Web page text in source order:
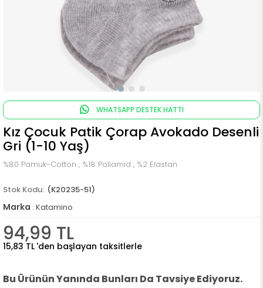
WHATSAPP DESTEK HATTI
Kız Çocuk Patik Çorap Avokado Desenli
Gri (1-10 Yaş)
%80 Pamuk-Cotton , %18 Poliamid , %2 Elastan
(K20235-51)
Marka : Katamino
94,99 TL
15,83 TL 'den başlayan taksitlerle
Bu Ürünün Yanında Bunları Da Tavsiye Ediyoruz.